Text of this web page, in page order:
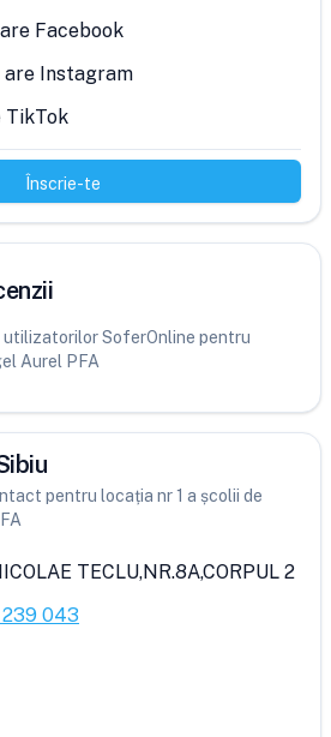
Facebook
are Instagram
TikTok
Înscrie-te
utilizatorilor SoferOnline pentru
Aurel PFA
pentru locația nr 1 a școlii de
TECLU,NR.8A,CORPUL 2
043